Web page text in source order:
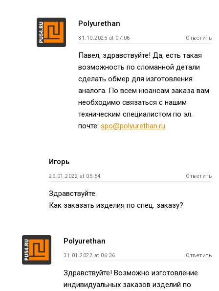
Polyurethan
31.10.2025 at 07:06 Ответить
Павел, здравствуйте! Да, есть такая
возможность по сломанной детали
сделать обмер для изготовления
аналога. По всем нюансам заказа вам
необходимо связаться с нашим
техническим специалистом по эл.
почте: spo@polyurethan.ru
Игорь
29.01.2022 at 05:54 Ответить
Здравствуйте.
Как заказать изделия по спец. заказу?
Polyurethan
31.01.2022 at 06:36 Ответить
Здравствуйте! Возможно изготовление
индивидуальных заказов изделий по